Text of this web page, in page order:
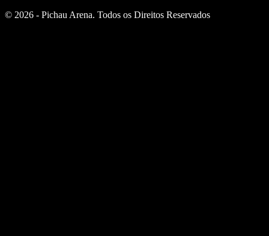
© 2026 - Pichau Arena. Todos os Direitos Reservados